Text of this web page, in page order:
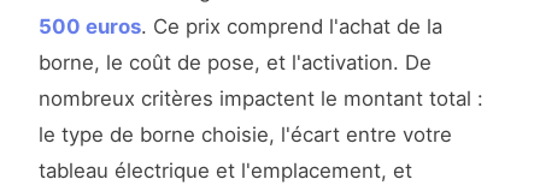
500 euros. Ce prix comprend l'achat de la
borne, le coût de pose, et l'activation. De
nombreux critères impactent le montant total :
le type de borne choisie, l'écart entre votre
tableau électrique et l'emplacement, et